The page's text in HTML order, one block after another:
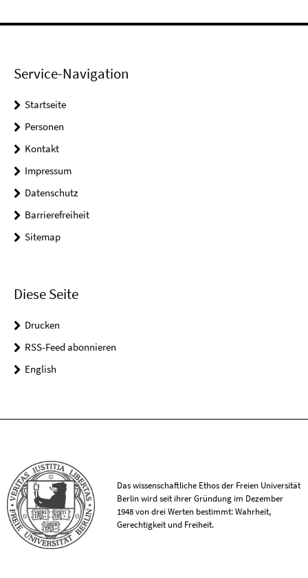
Service-Navigation
Startseite
Personen
Kontakt
Impressum
Datenschutz
Barrierefreiheit
Sitemap
Diese Seite
Drucken
RSS-Feed abonnieren
English
Das wissenschaftliche Ethos der Freien Universität
Berlin wird seit ihrer Gründung im Dezember
1948 von drei Werten bestimmt: Wahrheit,
Gerechtigkeit und Freiheit.